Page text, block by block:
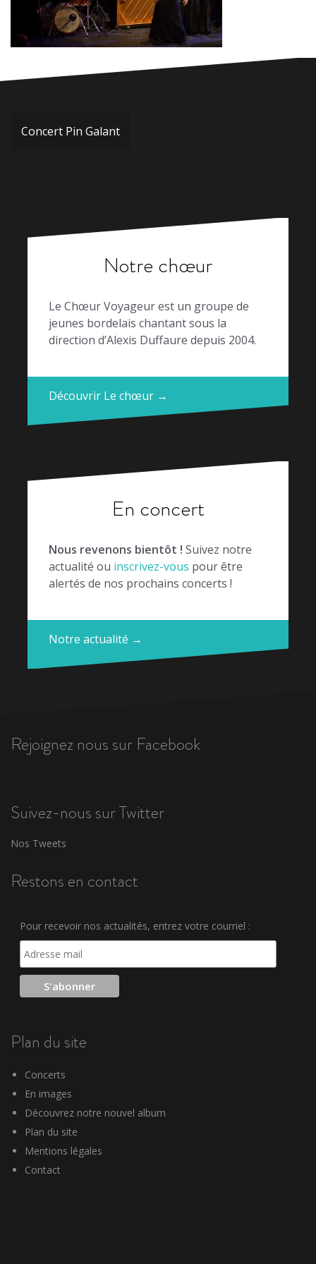
Navigation
Concert Pin Galant
Notre chœur
Le Chœur Voyageur est un groupe de
jeunes bordelais chantant sous la
direction d’Alexis Duffaure depuis 2004.
Découvrir Le chœur →
En concert
Nous revenons bientôt ! Suivez notre
actualité ou inscrivez-vous pour être
alertés de nos prochains concerts !
Notre actualité →
Rejoignez nous sur Facebook
Suivez-nous sur Twitter
Nos Tweets
Restons en contact
Pour recevoir nos actualités, entrez votre courriel :
Plan du site
Concerts
En images
Découvrez notre nouvel album
Plan du site
Mentions légales
Contact